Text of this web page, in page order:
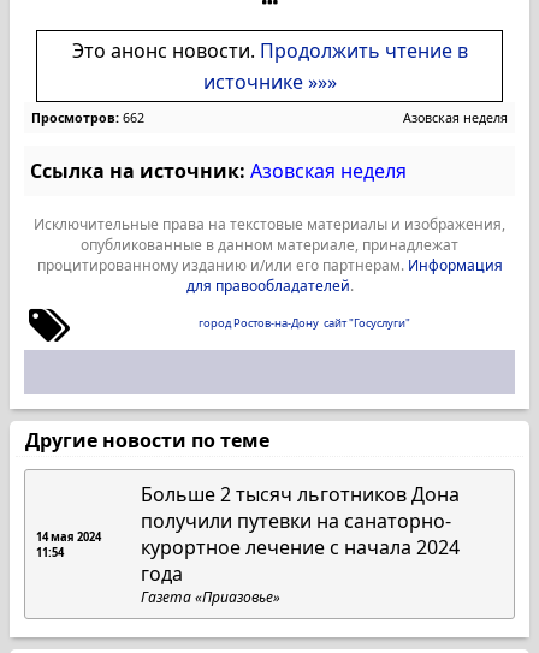
Это анонс новости. Продолжить чтение в
источнике »»»
Просмотров: 662 Азовская неделя
Ссылка на источник: Азовская неделя
Исключительные права на текстовые материалы и изображения,
опубликованные в данном материале, принадлежат
процитированному изданию и/или его партнерам. Информация
для правообладателей.
город Ростов-на-Дону сайт "Госуслуги"
Другие новости по теме
14 мая 2024
11:54
Больше 2 тысяч льготников Дона
получили путевки на санаторно-
курортное лечение с начала 2024
года
Газета «Приазовье»